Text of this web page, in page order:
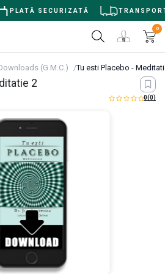
PLATĂ SECURIZATĂ
0
(G.M.C.) Tu esti Placebo -
2
0(0)